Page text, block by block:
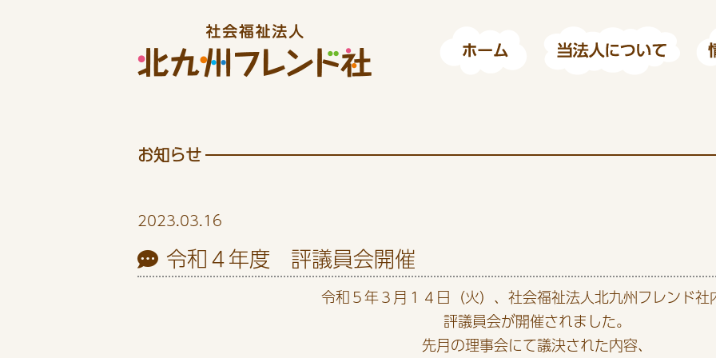
お知らせ
2023.03.16
令和４年度 評議員会開催
令和５年３月１４日（火）、社会福祉法人北九州フレンド社
評議員会が開催されました。
先月の理事会にて議決された内容、